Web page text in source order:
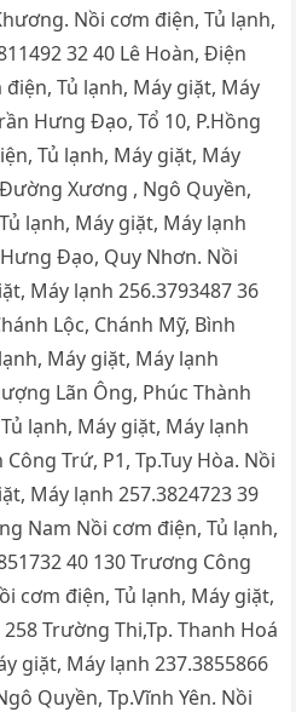
Nồi cơm điện, Tủ lạnh,
32 40 Lê Hoàn, Điện
Tủ lạnh, Máy giặt, Máy
Hưng Đạo, Tổ 10, P.Hồng
Tủ lạnh, Máy giặt, Máy
Xương , Ngô Quyền,
lạnh, Máy giặt, Máy lạnh
Đạo, Quy Nhơn. Nồi
Máy lạnh 256.3793487 36
Lộc, Chánh Mỹ, Bình
Máy giặt, Máy lạnh
Lãn Ông, Phúc Thành
lạnh, Máy giặt, Máy lạnh
Trứ, P1, Tp.Tuy Hòa. Nồi
Máy lạnh 257.3824723 39
Nam Nồi cơm điện, Tủ lạnh,
40 130 Trương Công
cơm điện, Tủ lạnh, Máy giặt,
Trường Thi,Tp. Thanh Hoá
giặt, Máy lạnh 237.3855866
Quyền, Tp.Vĩnh Yên. Nồi